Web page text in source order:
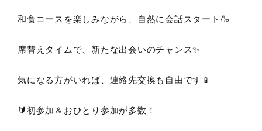
和食コースを楽しみながら、自然に会話スタート🍶
席替えタイムで、新たな出会いのチャンス✨
気になる方がいれば、連絡先交換も自由です📱
🔰初参加＆おひとり参加が多数！